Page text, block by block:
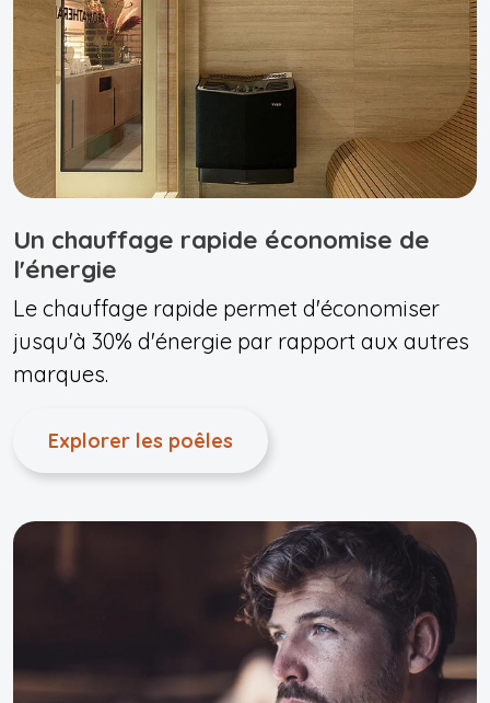
Un chauffage rapide économise de
l'énergie
Le chauffage rapide permet d'économiser
jusqu'à 30% d'énergie par rapport aux autres
marques.
Explorer les poêles